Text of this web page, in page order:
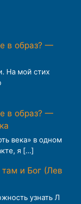
в образ? —
На мой стих
в образ? —
века» в одном
я […]
и Бог (Лев
узнать Л